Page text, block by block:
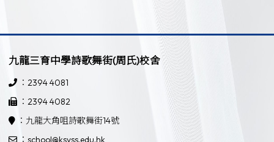
九龍三育中學詩歌舞街(周氏)校舍
：2394 4081
：2394 4082
：九龍大角咀詩歌舞街14號
：school@ksyss.edu.hk